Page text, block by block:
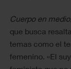
Cuerpo en medio
que busca
temas como el
femenino. «El